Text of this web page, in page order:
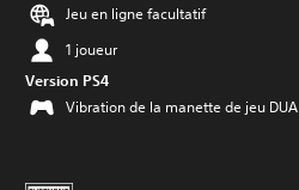
Jeu en ligne facultatif
1 joueur
Version PS4
Vibration de la manette de jeu